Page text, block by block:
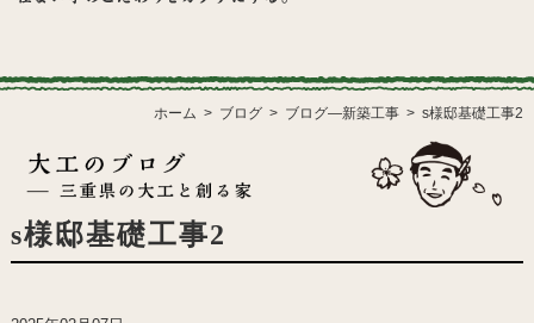
ホーム ブログ ブログ―新築工事 s様邸基礎工事2
s様邸基礎工事2